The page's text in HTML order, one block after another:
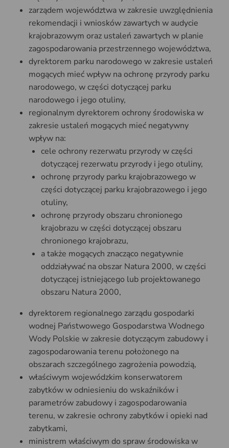
zarządem województwa w zakresie uwzględnienia
rekomendacji i wniosków zawartych w audycie
krajobrazowym oraz ustaleń zawartych w planie
zagospodarowania przestrzennego województwa,
dyrektorem parku narodowego w zakresie ustaleń
mogących mieć wpływ na ochronę przyrody parku
narodowego, w części dotyczącej parku
narodowego i jego otuliny,
regionalnym dyrektorem ochrony środowiska w
zakresie ustaleń mogących mieć negatywny
wpływ na:
cele ochrony rezerwatu przyrody w części
dotyczącej rezerwatu przyrody i jego otuliny,
ochronę przyrody parku krajobrazowego w
części dotyczącej parku krajobrazowego i jego
otuliny,
ochronę przyrody obszaru chronionego
krajobrazu w części dotyczącej obszaru
chronionego krajobrazu,
a także mogących znacząco negatywnie
oddziaływać na obszar Natura 2000, w części
dotyczącej istniejącego lub projektowanego
obszaru Natura 2000,
dyrektorem regionalnego zarządu gospodarki
wodnej Państwowego Gospodarstwa Wodnego
Wody Polskie w zakresie dotyczącym zabudowy i
zagospodarowania terenu położonego na
obszarach szczególnego zagrożenia powodzią,
właściwym wojewódzkim konserwatorem
zabytków w odniesieniu do wskaźników i
parametrów zabudowy i zagospodarowania
terenu, w zakresie ochrony zabytków i opieki nad
zabytkami,
ministrem właściwym do spraw środowiska w